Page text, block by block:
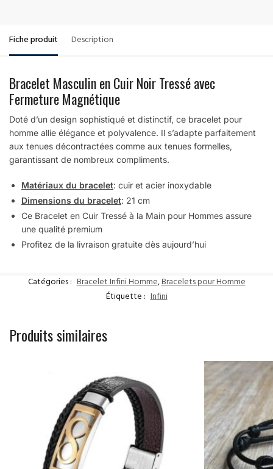
Fiche produit Description
Bracelet Masculin en Cuir Noir Tressé avec
Fermeture Magnétique
Doté d’un design sophistiqué et distinctif, ce bracelet pour
homme allie élégance et polyvalence. Il s’adapte parfaitement
aux tenues décontractées comme aux tenues formelles,
garantissant de nombreux compliments.
Matériaux du bracelet: cuir et acier inoxydable
Dimensions du bracelet: 21 cm
Ce Bracelet en Cuir Tressé à la Main pour Hommes assure
une qualité premium
Profitez de la livraison gratuite dès aujourd’hui
Catégories : Bracelet Infini Homme,Bracelets pour Homme
Étiquette : Infini
Produits similaires